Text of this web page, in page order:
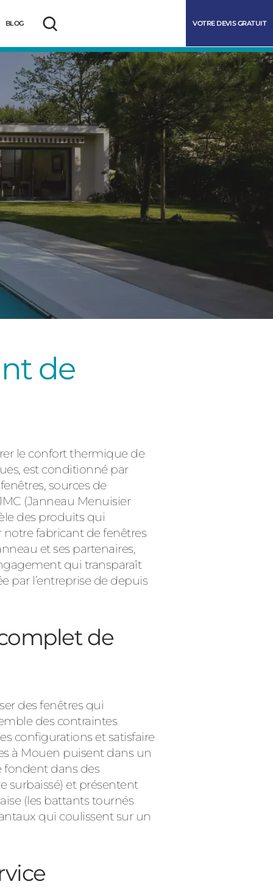
BLOG
Rechercher
VOTRE DEVIS GRATUIT
de
le confort thermique de
est conditionné par
sources de
(Janneau Menuisier
des produits qui
notre fabricant de fenêtres
et ses partenaires,
qui transparaît
par l’entreprise de depuis
de
des fenêtres qui
des contraintes
configurations et satisfaire
à Mouen puisent dans un
fondent dans des
surbaissé) et présentent
(les battants tournés
qui coulissent sur un